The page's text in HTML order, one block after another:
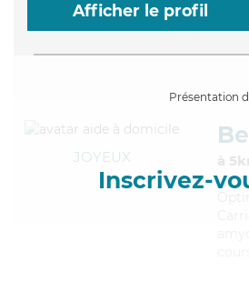
Afficher le profil
Présentation
Inscrivez-
JOYEUX à